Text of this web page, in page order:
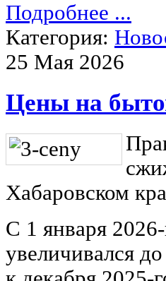
Подробнее ...
Категория:
25 Мая 2026
Цены на
Хабаровском
С 1 января
увеличивался